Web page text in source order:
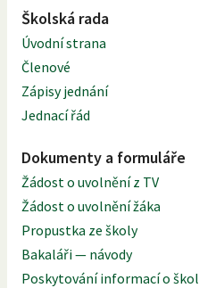
Školská rada
Úvodní strana
Členové
Zápisy jednání
Jednací řád
Dokumenty a formuláře
Žádost o uvolnění z TV
Žádost o uvolnění žáka
Propustka ze školy
Bakaláři — návody
Poskytování informací o